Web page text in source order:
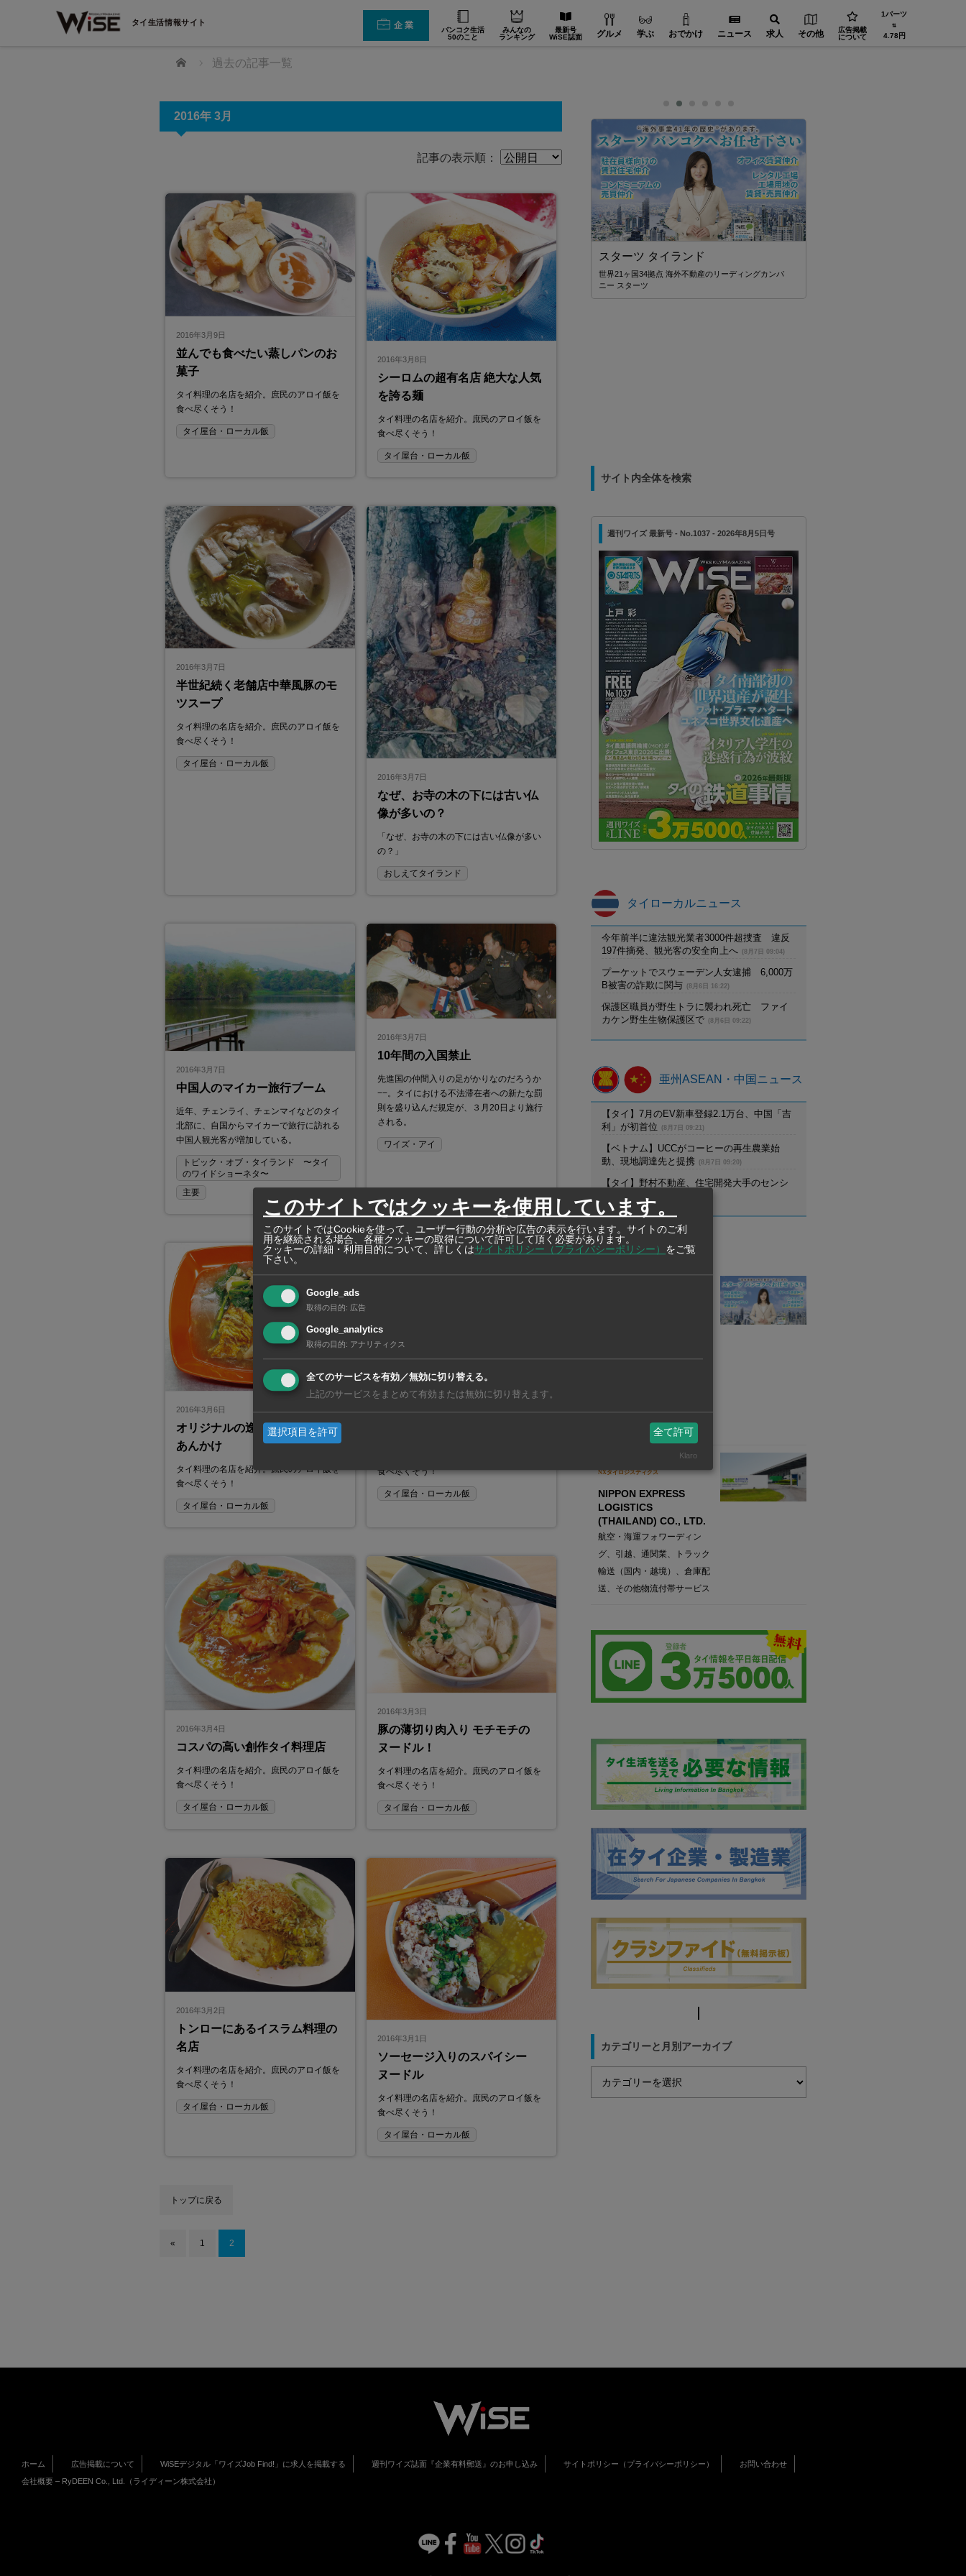
タイ生活情報サイト 企業
バンコク生活
50のこと
みんなの
ランキング
最新号
WiSE誌面
グルメ 学ぶ おでかけ ニュース 求人 その他
広告掲載
について
1バーツ
⇅
4.78円
ホーム 過去の記事一覧
2016年 3月
記事の表示順：
2016年3月9日
並んでも食べたい蒸しパンのお
菓子
タイ料理の名店を紹介。庶民のアロイ飯を
食べ尽くそう！
タイ屋台・ローカル飯
2016年3月8日
シーロムの超有名店 絶大な人気
を誇る麺
タイ料理の名店を紹介。庶民のアロイ飯を
食べ尽くそう！
タイ屋台・ローカル飯
2016年3月7日
半世紀続く老舗店中華風豚のモ
ツスープ
タイ料理の名店を紹介。庶民のアロイ飯を
食べ尽くそう！
タイ屋台・ローカル飯
2016年3月7日
なぜ、お寺の木の下には古い仏
像が多いの？
「なぜ、お寺の木の下には古い仏像が多い
の？」
おしえてタイランド
2016年3月7日
中国人のマイカー旅行ブーム
近年、チェンライ、チェンマイなどのタイ
北部に、自国からマイカーで旅行に訪れる
中国人観光客が増加している。
トピック・オブ・タイランド 〜タイ
のワイドショーネタ〜
主要
2016年3月7日
10年間の入国禁止
先進国の仲間入りの足がかりなのだろうか
−−。タイにおける不法滞在者への新たな罰
則を盛り込んだ規定が、３月20日より施行
される。
ワイズ・アイ
2016年3月6日
オリジナルの逸品太麺の卵包み
あんかけ
タイ料理の名店を紹介。庶民のアロイ飯を
食べ尽くそう！
タイ屋台・ローカル飯
2016年3月5日
牛肉好きな人は必食！ 老舗の
食べ尽くそう！
タイ屋台・ローカル飯
2016年3月4日
コスパの高い創作タイ料理店
タイ料理の名店を紹介。庶民のアロイ飯を
食べ尽くそう！
タイ屋台・ローカル飯
2016年3月3日
豚の薄切り肉入り モチモチの
ヌードル！
タイ料理の名店を紹介。庶民のアロイ飯を
食べ尽くそう！
タイ屋台・ローカル飯
2016年3月2日
トンローにあるイスラム料理の
名店
タイ料理の名店を紹介。庶民のアロイ飯を
食べ尽くそう！
タイ屋台・ローカル飯
2016年3月1日
ソーセージ入りのスパイシー
ヌードル
タイ料理の名店を紹介。庶民のアロイ飯を
食べ尽くそう！
タイ屋台・ローカル飯
トップに戻る
« 1 2
貯蓄をするならクルンシィのMee Tae
Dai Savings Account
Tae Dai Savings Accoun…
JTBタイランド✨2027年の始まりを、
幻想的なチェンマイで迎えませんか。
無数のランタンと華やかな花火が夜空を彩る、感動の
「コムローイ・カウントダウン2027」🎆 JTBタイランド
では、12月30日発3泊4日入場券付きパッケージツアーを
ご用意しました。 ✈️航空券＋ホテル＋イベント入場券＋
送迎付き 🇯🇵安心の日本語ガイドサポート付き 💫
スターツ タイランド
世界21ヶ国34拠点 海外不動産のリーディングカンパ
ニー スターツ
サイト内全体を検索
週刊ワイズ 最新号 - No.1037 - 2026年8月5日号
タイローカルニュース
今年前半に違法観光業者3000件超捜査 違反
197件摘発、観光客の安全向上へ
(8月7日 09:04)
プーケットでスウェーデン人女逮捕 6,000万
B被害の詐欺に関与
(8月6日 16:22)
保護区職員が野生トラに襲われ死亡 ファイ
カケン野生生物保護区で
(8月6日 09:22)
亜州ASEAN・中国ニュース
【タイ】7月のEV新車登録2.1万台、中国「吉
利」が初首位
(8月7日 09:21)
【ベトナム】UCCがコーヒーの再生農業始
動、現地調達先と提携
(8月7日 09:20)
【タイ】野村不動産、住宅開発大手のセンシ
在タイ企業情報
LAND) CO., LTD.
工業用地の賃貸・売買仲介、
コンドミニアムの売買仲介
NXタイロジスティクス
NIPPON EXPRESS
LOGISTICS
(THAILAND) CO., LTD.
航空・海運フォワーディン
グ、引越、通関業、トラック
輸送（国内・越境）、倉庫配
送、その他物流付帯サービス
カテゴリーと月別アーカイブ
ホーム 広告掲載について WiSEデジタル「ワイズJob Find!」に求人を掲載する 週刊ワイズ誌面『企業有料郵送』のお申し込み サイトポリシー（プライバシーポリシー）
お問い合わせ
会社概要 – RyDEEN Co., Ltd.（ライディーン株式会社）
このサイトではクッキーを使用しています。
このサイトではCookieを使って、ユーザー行動の分析や広告の表示を行います。サイトのご利
用を継続される場合、各種クッキーの取得について許可して頂く必要があります。
クッキーの詳細・利用目的について、詳しくはサイトポリシー（プライバシーポリシー） をご覧
下さい。
Google_ads
取得の目的: 広告
Google_analytics
取得の目的: アナリティクス
全てのサービスを有効／無効に切り替える。
上記のサービスをまとめて有効または無効に切り替えます。
選択項目を許可 全て許可
Klaro